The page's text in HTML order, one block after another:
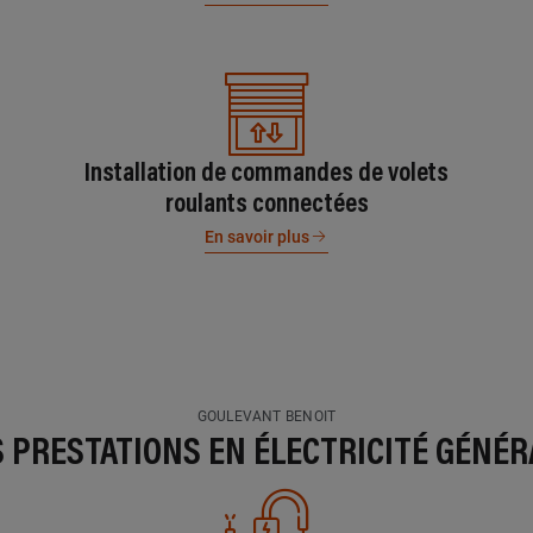
Installation de commandes de volets
roulants connectées
En savoir plus
GOULEVANT BENOIT
PRESTATIONS EN ÉLECTRICITÉ